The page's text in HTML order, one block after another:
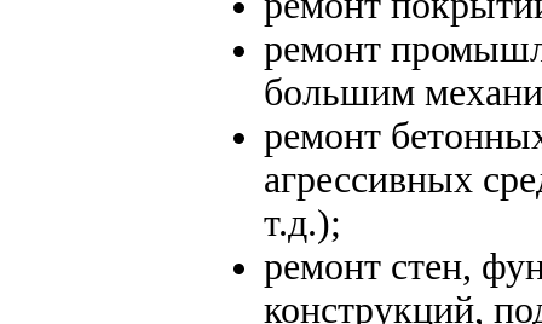
ремонт
большим
ремонт
агрессивных
т.д.);
ремонт стен,
конструкций,